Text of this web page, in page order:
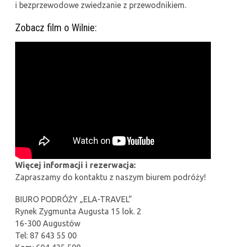
i bezprzewodowe zwiedzanie z przewodnikiem.
Zobacz film o Wilnie:
Więcej informacji i rezerwacja:
Zapraszamy do kontaktu z naszym biurem podróży!
BIURO PODRÓŻY „ELA-TRAVEL”
Rynek Zygmunta Augusta 15 lok. 2
16-300 Augustów
Tel: 87 643 55 00